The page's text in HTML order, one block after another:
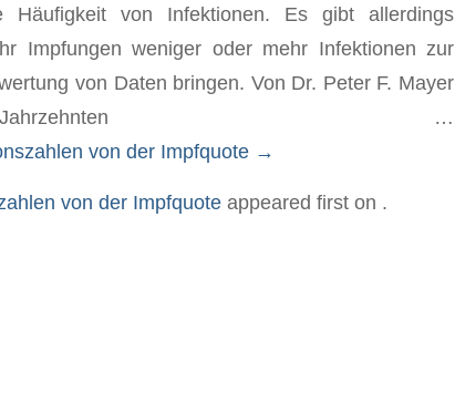
von Infektionen. Es gibt allerdings
Impfungen weniger oder mehr Infektionen zur
von Daten bringen. Von Dr. Peter F. Mayer
…
von der Impfquote →
von der Impfquote appeared first on .